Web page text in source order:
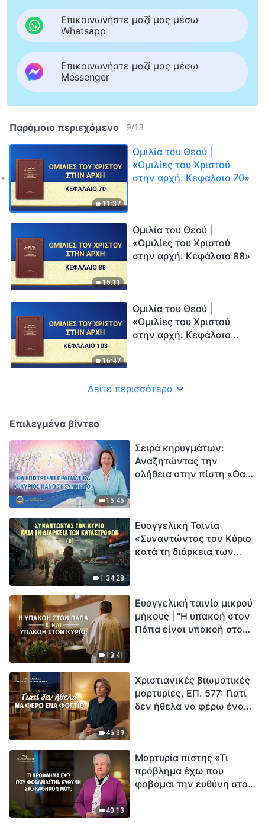
Επικοινωνήστε μαζί μας μέσω
Whatsapp
Επικοινωνήστε μαζί μας μέσω
Messenger
Παρόμοιο περιεχόμενο 9/13
11:37
Ομιλία του Θεού |
«Ομιλίες του Χριστού
στην αρχή: Κεφάλαιο 70»
15:11
Ομιλία του Θεού |
«Ομιλίες του Χριστού
στην αρχή: Κεφάλαιο 88»
16:47
Ομιλία του Θεού |
«Ομιλίες του Χριστού
στην αρχή: Κεφάλαιο
Δείτε περισσότερα
Επιλεγμένα βίντεο
15:45
Σειρά κηρυγμάτων:
Αναζητώντας την
αλήθεια στην πίστη «Θα
1:34:28
Ευαγγελική Ταινία
«Συναντώντας τον Κύριο
κατά τη διάρκεια των
εξαφάνισης». Οι
καταστροφές χτυπούν.
Ξεκινά η αντίστροφη
13:41
Ευαγγελική ταινία μικρού
μήκους | "Η υπακοή στον
Πάπα είναι υπακοή στον
45:39
Χριστιανικές βιωματικές
μαρτυρίες, ΕΠ. 577: Γιατί
δεν ήθελα να φέρω ένα
40:13
Μαρτυρία πίστης «Τι
πρόβλημα έχω που
φοβάμαι την ευθύνη στο